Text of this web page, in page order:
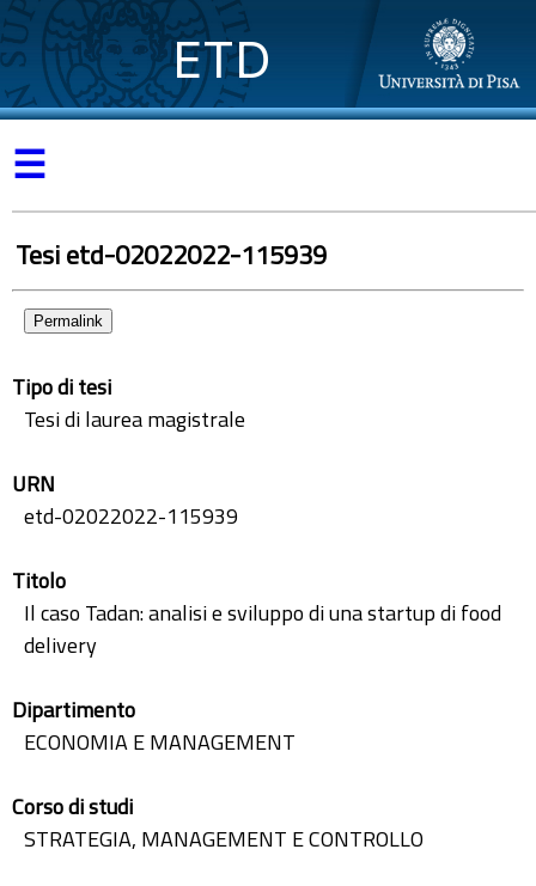
ETD
☰
Tesi etd-02022022-115939
Permalink
Tipo di tesi
Tesi di laurea magistrale
URN
etd-02022022-115939
Titolo
Il caso Tadan: analisi e sviluppo di una startup di food
delivery
Dipartimento
ECONOMIA E MANAGEMENT
Corso di studi
STRATEGIA, MANAGEMENT E CONTROLLO